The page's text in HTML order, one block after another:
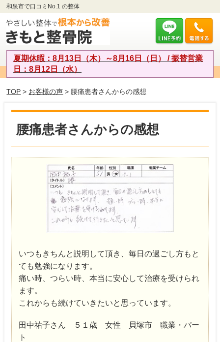
和泉市で口コミNo.1 の整体
夏期休暇：8月13日（木）～8月16日（日） / 振替営業
日：8月12日（水）
TOP > お客様の声 > 腰痛患者さんからの感想
腰痛患者さんからの感想
いつもきちんと説明して頂き、毎日の過ごし方もと
ても勉強になります。
痛い時、つらい時、本当に安心して治療を受けられ
ます。
これからも続けていきたいと思っています。
田中祐子さん ５１歳 女性 貝塚市 職業・パー
ト